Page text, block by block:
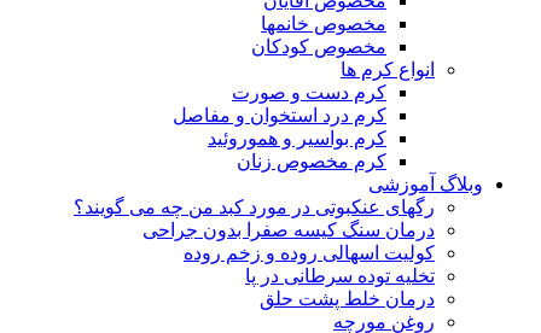
مخصوص خانمها
مخصوص کودکان
انواع کرم ها
کرم دست و صورت
کرم درد استخوان و مفاصل
کرم بواسیر و هموروئید
کرم مخصوص زنان
وبلاگ آموزشی
رگهای عنکبوتی در مورد کبد من چه می گویند؟
درمان سنگ کیسه صفرا بدون جراحی
کولیت اسهالی روده و زخم روده
تخلیه توده سرطانی در پا
درمان خلط پشت حلق
روغن مورچه